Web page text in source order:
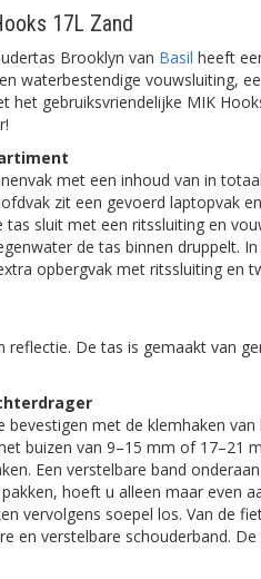
17L Zand
Brooklyn van Basil heeft
waterbestendige vouwsluiting,
het gebruiksvriendelijke MIK
met een inhoud van in
zit een gevoerd laptopvak
sluit met een ritssluiting en
de tas binnen druppelt.
opbergvak met ritssluiting en
De tas is gemaakt van
met de klemhaken
buizen van 9–15 mm of 17–21
Een verstelbare band
hoeft u alleen maar even
vervolgens soepel los. Van de
en verstelbare schouderband.